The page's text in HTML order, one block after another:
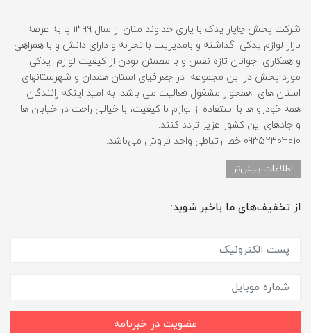
شرکت پخش چاپار یدک با یاری خداوند منان از سال ۱۳۹۹ پا به عرصه
بازار لوازم یدکی گذاشته و بامدیریت با تجربه و دارای دانش و با همراهی
و همکاری جوانان تازه نفس و با مطمئن بودن از کیفیت لوازم یدکی
مورد پخش در این مجموعه در جغرافیای استان همدان و شهرستانهای
استان های همجوار مشغول فعالیت می باشد. به امید اینکه رانندگان
همه خودرو ها با استفاده از لوازم با کیفیت، با خیالی راحت در خیابان ها
و جادهای این کشور عزیز تردد کنند.
09352403010 خط ارتباطی واحد فروش می‌باشد.
اطلاعات بیش‌تر
از تخفیف‌های ما باخبر شوید:
عضویت در خبرنامه